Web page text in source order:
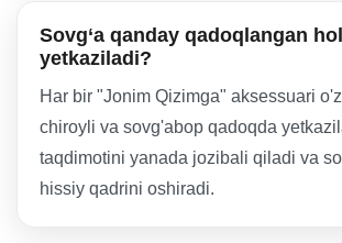
Sovg‘a qanday qadoqlangan
yetkaziladi?
Har bir "Jonim Qizimga" aksessuari
chiroyli va sovg'abop qadoqda
taqdimotini yanada jozibali qiladi va
hissiy qadrini oshiradi.